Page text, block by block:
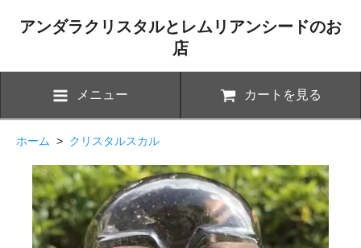
アンダラクリスタルとレムリアンシードのお
店
メニュー カートを見る
ホーム > クリスタルスカル